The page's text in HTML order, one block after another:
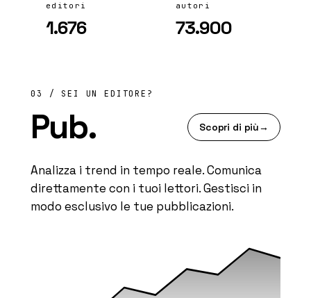
editori
1.676
autori
73.900
03 / SEI UN EDITORE?
Pub. Scopri di più→
Analizza i trend in tempo reale. Comunica
direttamente con i tuoi lettori. Gestisci in
modo esclusivo le tue pubblicazioni.